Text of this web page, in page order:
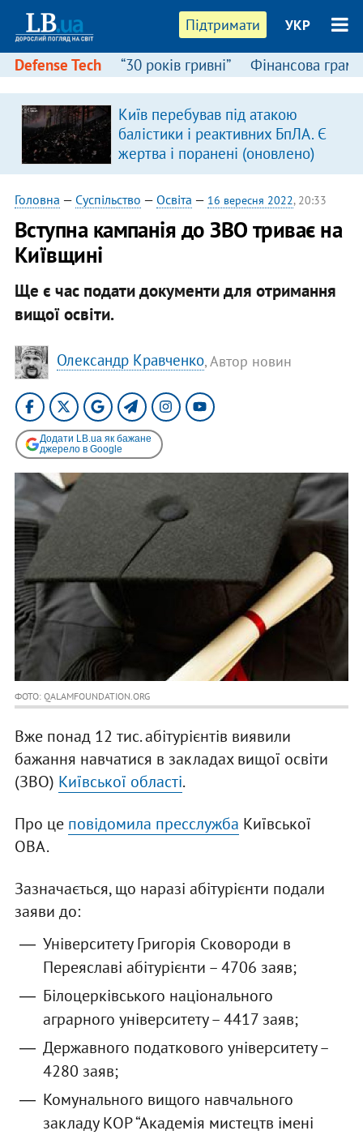
Підтримати УКР
Defense Tech “30 років гривні” Фінансова
Київ перебував під атакою
балістики і реактивних БпЛА. Є
жертва і поранені (оновлено)
Головна — Суспільство — Освіта — 16 вересня 2022, 20:33
Вступна кампанія до ЗВО триває на
Київщині
Ще є час подати документи для отримання
вищої освіти.
Олександр Кравченко, Автор новин
Додати LB.ua як бажане
джерело в Google
ФОТО: QALAMFOUNDATION.ORG
Вже понад 12 тис. абітурієнтів виявили
бажання навчатися в закладах вищої освіти
(ЗВО) Київської області.
Про це повідомила пресслужба Київської
ОВА.
Зазначається, що наразі абітурієнти подали
заяви до:
Університету Григорія Сковороди в
Переяславі абітурієнти – 4706 заяв;
Білоцерківського національного
аграрного університету – 4417 заяв;
Державного податкового університету –
4280 заяв;
Комунального вищого навчального
закладу КОР “Академія мистецтв імені